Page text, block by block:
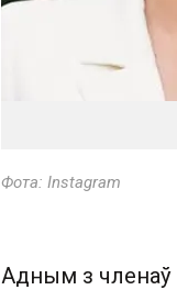
Фота: Instagram
Адным з членаў